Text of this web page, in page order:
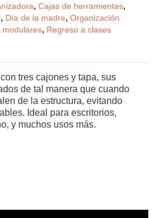
, Cajas de herramientas,
, Día de la madre, Organización
modulares, Regreso a clases
tres cajones y tapa, sus
de tal manera que cuando
de la estructura, evitando
Ideal para escritorios,
y muchos usos más.